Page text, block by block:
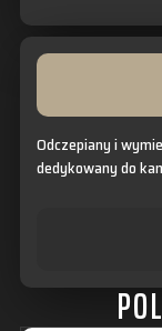
Odczepiany i
dedykowany do